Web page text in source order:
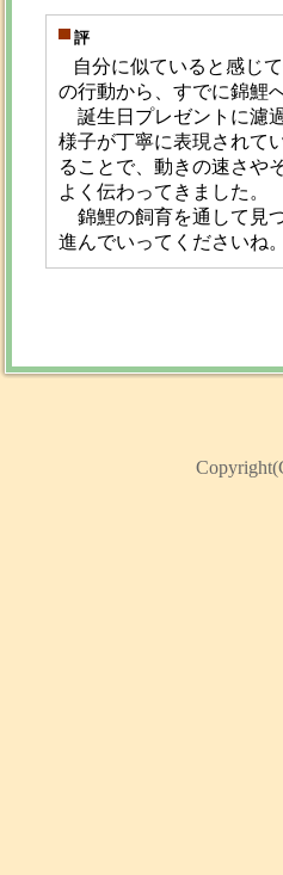
評
自分に似ていると感じ
の行動から、すでに錦鯉
誕生日プレゼントに濾
様子が丁寧に表現されて
ることで、動きの速さや
よく伝わってきました。
錦鯉の飼育を通して見
進んでいってくださいね。